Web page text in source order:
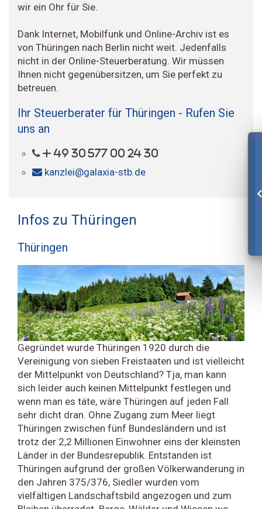
wir ein Ohr für Sie.
Dank Internet, Mobilfunk und Online-Archiv ist es
von Thüringen nach Berlin nicht weit. Jedenfalls
nicht in der Online-Steuerberatung. Wir müssen
Ihnen nicht gegenübersitzen, um Sie perfekt zu
betreuen.
Ihr Steuerberater für Thüringen - Rufen Sie
uns an
+ 49 30 577 00 24 30
kanzlei@galaxia-stb.de
Infos zu Thüringen
Thüringen
Gegründet wurde Thüringen 1920 durch die
Vereinigung von sieben Freistaaten und ist vielleicht
der Mittelpunkt von Deutschland? Tja, man kann
sich leider auch keinen Mittelpunkt festlegen und
wenn man es täte, wäre Thüringen auf jeden Fall
sehr dicht dran. Ohne Zugang zum Meer liegt
Thüringen zwischen fünf Bundesländern und ist
trotz der 2,2 Millionen Einwohner eins der kleinsten
Länder in der Bundesrepublik. Entstanden ist
Thüringen aufgrund der großen Völkerwanderung in
den Jahren 375/376, Siedler wurden vom
vielfältigen Landschaftsbild angezogen und zum